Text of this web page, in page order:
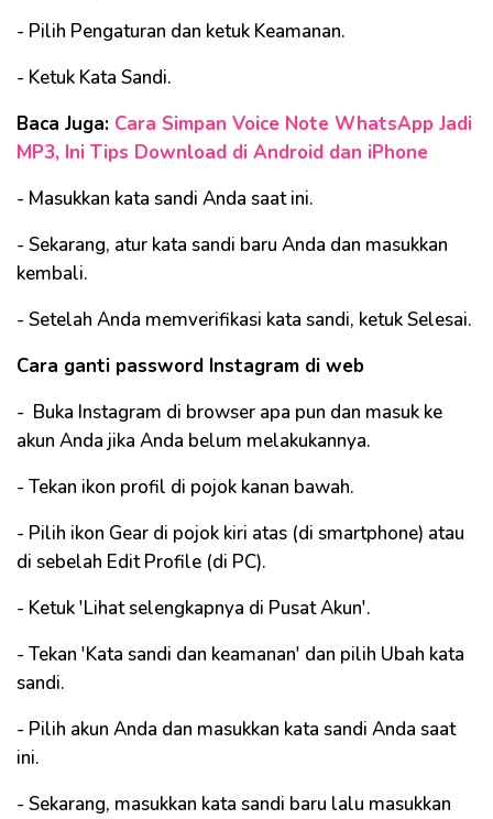
- Pilih Pengaturan dan ketuk Keamanan.
- Ketuk Kata Sandi.
Baca Juga: Cara Simpan Voice Note WhatsApp Jadi
MP3, Ini Tips Download di Android dan iPhone
- Masukkan kata sandi Anda saat ini.
- Sekarang, atur kata sandi baru Anda dan masukkan
kembali.
- Setelah Anda memverifikasi kata sandi, ketuk Selesai.
Cara ganti password Instagram di web
- Buka Instagram di browser apa pun dan masuk ke
akun Anda jika Anda belum melakukannya.
- Tekan ikon profil di pojok kanan bawah.
- Pilih ikon Gear di pojok kiri atas (di smartphone) atau
di sebelah Edit Profile (di PC).
- Ketuk 'Lihat selengkapnya di Pusat Akun'.
- Tekan 'Kata sandi dan keamanan' dan pilih Ubah kata
sandi.
- Pilih akun Anda dan masukkan kata sandi Anda saat
ini.
- Sekarang, masukkan kata sandi baru lalu masukkan